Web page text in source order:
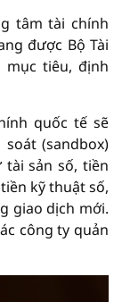
tâm tài chính
được Bộ Tài
tiêu, định
quốc tế sẽ
(sandbox)
sản số, tiền
kỹ thuật số,
giao dịch mới.
công ty quản